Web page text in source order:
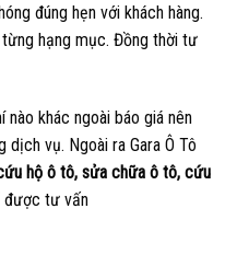
đúng hẹn với khách hàng.
hạng mục. Đồng thời tư
khác ngoài báo giá nên
vụ. Ngoài ra Gara Ô Tô
hộ ô tô, sửa chữa ô tô, cứu
được tư vấn